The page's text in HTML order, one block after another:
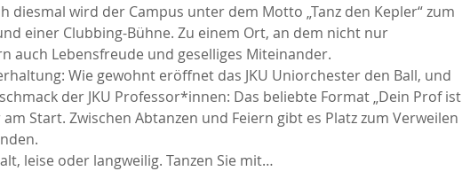
wird der Campus unter dem Motto „Tanz den Kepler“ zum
einer Clubbing-Bühne. Zu einem Ort, an dem nicht nur
auch Lebensfreude und geselliges Miteinander.
Wie gewohnt eröffnet das JKU Uniorchester den Ball, und
der JKU Professor*innen: Das beliebte Format „Dein Prof ist
Start. Zwischen Abtanzen und Feiern gibt es Platz zum Verweilen
leise oder langweilig. Tanzen Sie mit…